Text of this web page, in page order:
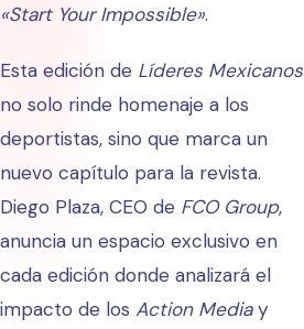
«Start Your Impossible».
Esta edición de Líderes Mexicanos
no solo rinde homenaje a los
deportistas, sino que marca un
nuevo capítulo para la revista.
Diego Plaza, CEO de FCO Group,
anuncia un espacio exclusivo en
cada edición donde analizará el
impacto de los Action Mediay